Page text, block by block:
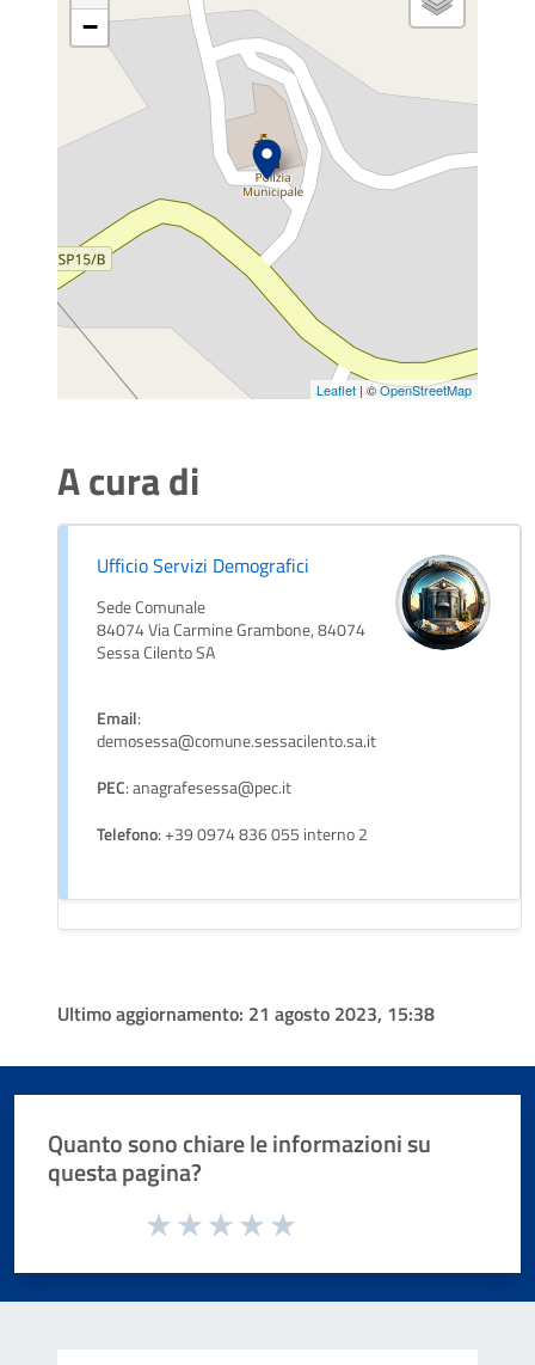
−
Leaflet | ©OpenStreetMap
A cura di
Ufficio Servizi Demografici
Sede Comunale
84074 Via Carmine Grambone, 84074
Sessa Cilento SA
Email:
demosessa@comune.sessacilento.sa.it
PEC: anagrafesessa@pec.it
Telefono: +39 0974 836 055 interno 2
Ultimo aggiornamento: 21 agosto 2023, 15:38
Quanto sono chiare le informazioni su
questa pagina?
Valuta da 1 a 5 stelle la pagina